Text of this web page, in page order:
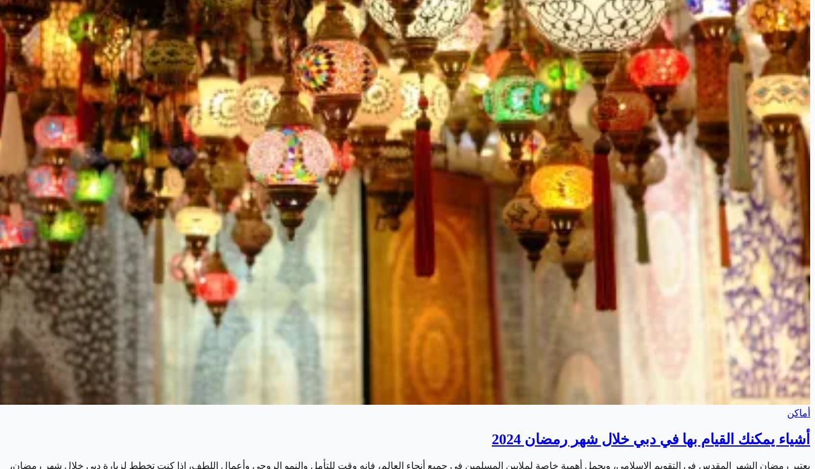
أماكن
أشياء يمكنك القيام بها في دبي خلال شهر رمضان 2024
يعتبر رمضان الشهر المقدس في التقويم الإسلامي، ويحمل أهمية خاصة لملايين المسلمين في جميع أنحاء العالم، فإنه وقت للتأمل والنمو الروحي وأعمال اللطف، إذا كنت تخطط لزيارة دبي خلال شهر رمضان،